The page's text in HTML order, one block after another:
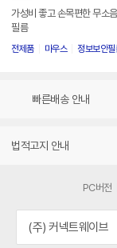
가성비 좋고 손목편한 무소
필름
전제품 마우스 정보보안필
빠른배송 안내
법적고지 안내
PC버전
(주) 커넥트웨이브